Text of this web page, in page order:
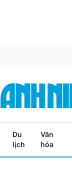
Du
lịch
Văn
hóa